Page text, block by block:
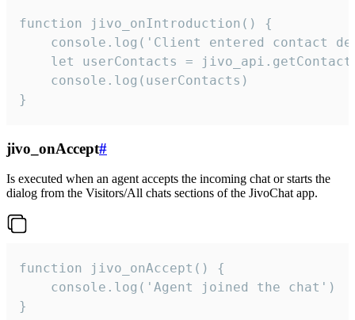
function jivo_onIntroduction() {
console.log('Client entered contact
let userContacts =
    console.log(userContacts)
}
jivo_onAccept#
Is executed when an agent accepts the incoming chat or starts the
dialog from the Visitors/All chats sections of the JivoChat app.
function jivo_onAccept() {
}